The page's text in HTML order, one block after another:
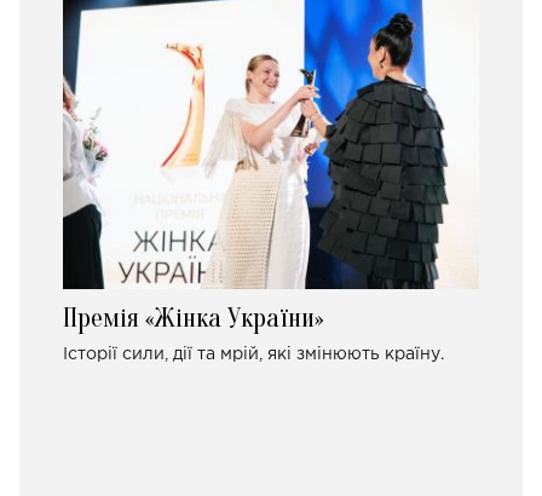
Премія «Жінка України»
Історії сили, дії та мрій, які змінюють країну.